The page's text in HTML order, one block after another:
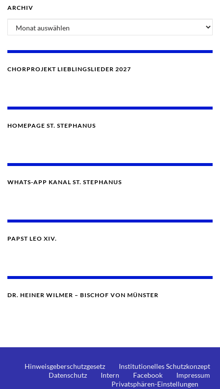
ARCHIV
Archiv
CHORPROJEKT LIEBLINGSLIEDER 2027
HOMEPAGE ST. STEPHANUS
WHATS-APP KANAL ST. STEPHANUS
PAPST LEO XIV.
DR. HEINER WILMER – BISCHOF VON MÜNSTER
Hinweisgeberschutzgesetz
Institutionelles Schutzkonzept
Datenschutz
Intern Facebook
Impressum
Privatsphären-Einstellungen